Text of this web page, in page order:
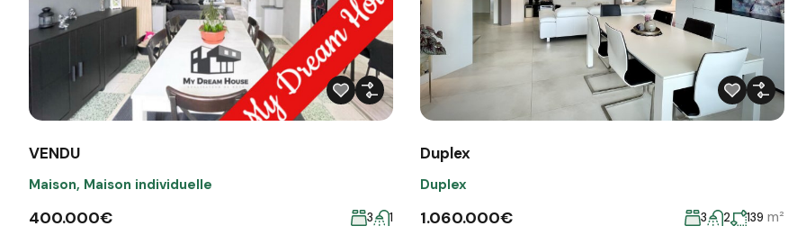
VENDU
Maison, Maison individuelle
400.000€ 3 1
Duplex
Duplex
1.060.000€ 3 2 139 m²